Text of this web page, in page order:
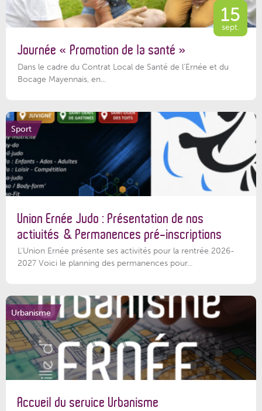
15
sept.
Journée « Promotion de la santé »
Dans le cadre du Contrat Local de Santé de l’Ernée et du
Bocage Mayennais, en...
Sport
Union Ernée Judo : Présentation de nos
activités & Permanences pré-inscriptions
L'Union Ernée présente ses activités pour la rentrée 2026-
2027 Voici le planning des permanences pour...
Urbanisme
Accueil du service Urbanisme